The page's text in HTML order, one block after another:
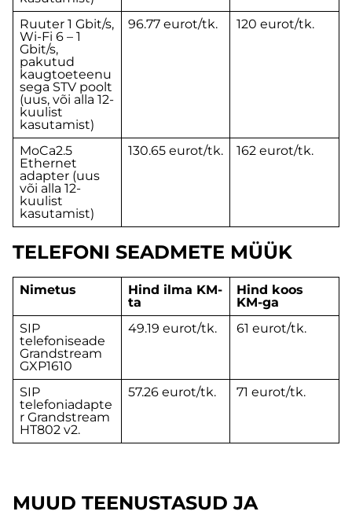
Ruuter 1 Gbit/s,
Wi-Fi 6 – 1
Gbit/s,
pakutud
kaugtoeteenu
sega STV poolt
(uus, või alla 12-
kuulist
kasutamist)
96.77 eurot/tk. 120 eurot/tk.
MoCa2.5
Ethernet
adapter (uus
või alla 12-
kuulist
kasutamist)
130.65 eurot/tk. 162 eurot/tk.
TELEFONI SEADMETE MÜÜK
Nimetus
Hind ilma KM-
ta
Hind koos
KM-ga
SIP
telefoniseade
Grandstream
GXP1610
49.19 eurot/tk. 61 eurot/tk.
SIP
telefoniadapte
r Grandstream
HT802 v2.
57.26 eurot/tk. 71 eurot/tk.
MUUD TEENUSTASUD JA